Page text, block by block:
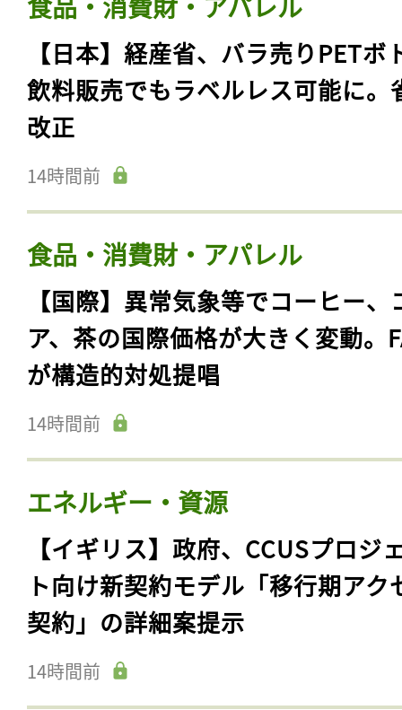
【日本】経産省、バラ売りPETボ
飲料販売でもラベルレス可能に。
改正
14時間前
食品・消費財・アパレル
【国際】異常気象等でコーヒー、
ア、茶の国際価格が大きく変動。
が構造的対処提唱
14時間前
エネルギー・資源
【イギリス】政府、CCUSプロジ
ト向け新契約モデル「移行期アク
契約」の詳細案提示
14時間前